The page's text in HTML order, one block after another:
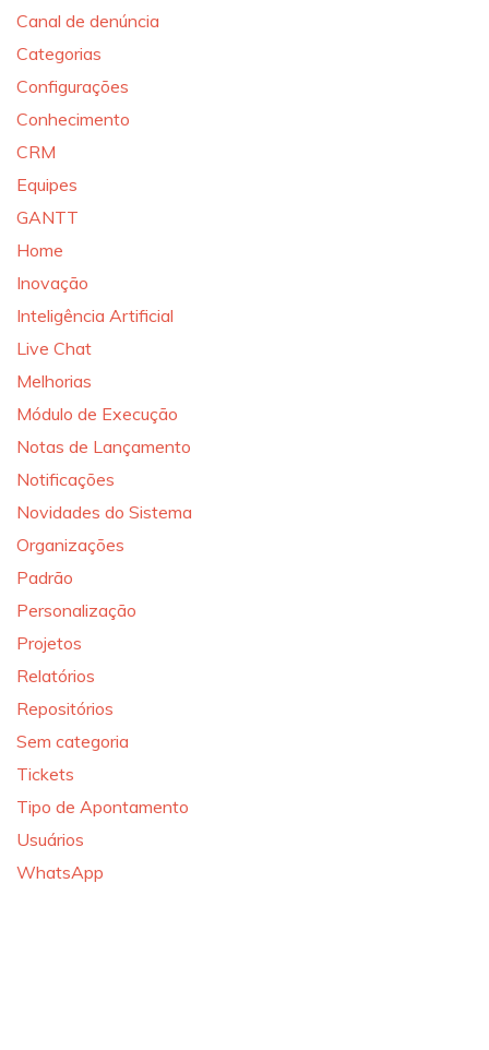
Canal de denúncia
Categorias
Configurações
Conhecimento
CRM
Equipes
GANTT
Home
Inovação
Inteligência Artificial
Live Chat
Melhorias
Módulo de Execução
Notas de Lançamento
Notificações
Novidades do Sistema
Organizações
Padrão
Personalização
Projetos
Relatórios
Repositórios
Sem categoria
Tickets
Tipo de Apontamento
Usuários
WhatsApp